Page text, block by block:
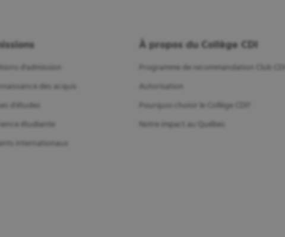
d'admission
des acquis
d'études
étudiante
internationaux
À propos du Collège CDI
Programme de recommandation Club CDI
Autorisation
Pourquoi choisir le Collège CDI?
Notre impact au Québec